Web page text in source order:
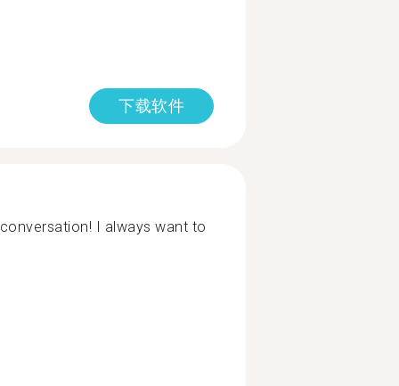
下载软件
I always want to